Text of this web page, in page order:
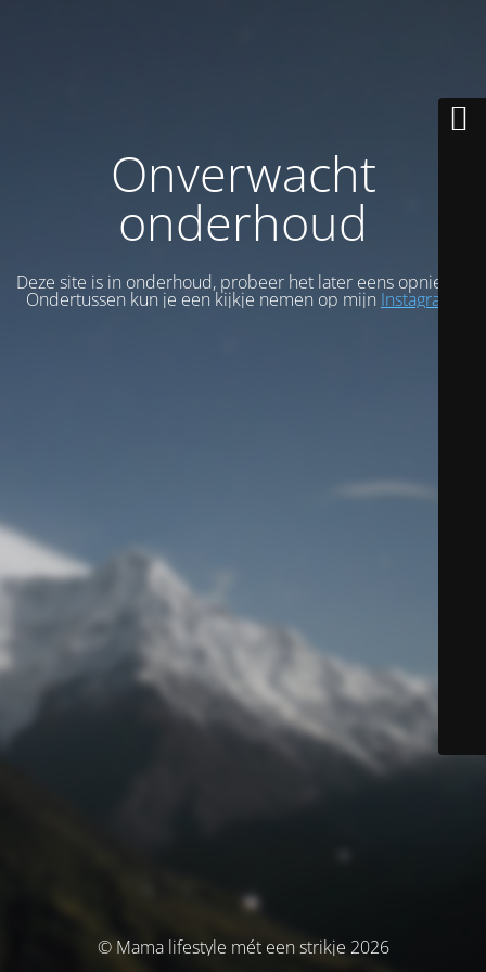
Onverwacht
onderhoud
Deze site is in onderhoud, probeer het later eens opnieuw.
Ondertussen kun je een kijkje nemen op mijn Instagram
© Mama lifestyle mét een strikje 2026